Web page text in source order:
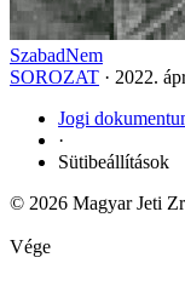
SzabadNem
SOROZAT · 2022.
Jogi
·
Sütibeállítások
© 2026 Magyar Jeti
Vége